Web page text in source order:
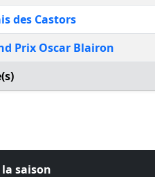
des Castors
Prix Oscar Blairon
la saison